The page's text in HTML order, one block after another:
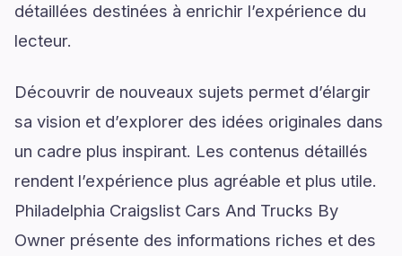
détaillées destinées à enrichir l’expérience du
lecteur.
Découvrir de nouveaux sujets permet d’élargir
sa vision et d’explorer des idées originales dans
un cadre plus inspirant. Les contenus détaillés
rendent l’expérience plus agréable et plus utile.
Philadelphia Craigslist Cars And Trucks By
Owner présente des informations riches et des